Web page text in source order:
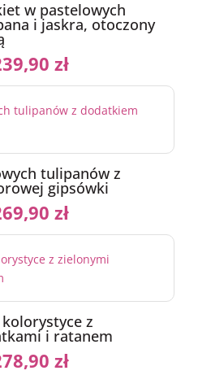
w pastelowych
i jaskra, otoczony
zł
tulipanów z
gipsówki
zł
z
i ratanem
zł